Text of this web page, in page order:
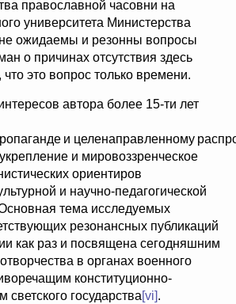
православной часовни на
университета Министерства
ожидаемы и резонны вопросы
о причинах отсутствия здесь
это вопрос только времени.
автора более 15-ти лет
и целенаправленному
и мировоззренческое
ориентиров
и научно-педагогической
тема исследуемых
резонансных публикаций
как раз и посвящена сегодняшним
в органах военного
конституционно-
государства[vi].